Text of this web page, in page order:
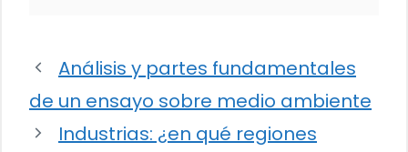
Análisis y partes fundamentales
de un ensayo sobre medio ambiente
Industrias: ¿en qué regiones